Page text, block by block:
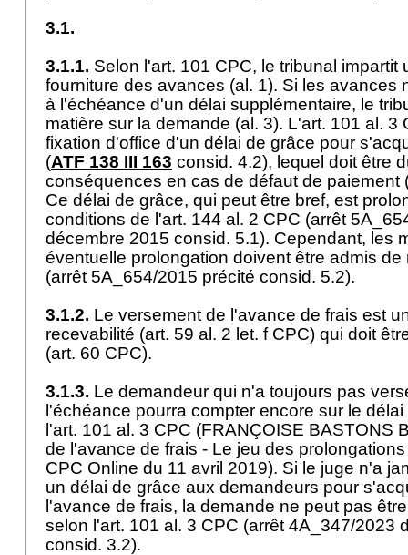
3.1.
3.1.1. Selon l'art. 101 CPC, le tribunal impartit
fourniture des avances (al. 1). Si les avances
à l'échéance d'un délai supplémentaire, le
matière sur la demande (al. 3). L'art. 101 al. 3
fixation d'office d'un délai de grâce pour
(ATF 138 III 163 consid. 4.2), lequel doit être
conséquences en cas de défaut de paiement
Ce délai de grâce, qui peut être bref, est
conditions de l'art. 144 al. 2 CPC (arrêt
décembre 2015 consid. 5.1). Cependant, les
éventuelle prolongation doivent être admis de
(arrêt 5A_654/2015 précité consid. 5.2).
3.1.2. Le versement de l'avance de frais est
recevabilité (art. 59 al. 2 let. f CPC) qui doit
(art. 60 CPC).
3.1.3. Le demandeur qui n'a toujours pas
l'échéance pourra compter encore sur le
l'art. 101 al. 3 CPC (FRANÇOISE BASTONS
de l'avance de frais - Le jeu des
CPC Online du 11 avril 2019). Si le juge n'a
un délai de grâce aux demandeurs pour
l'avance de frais, la demande ne peut pas
selon l'art. 101 al. 3 CPC (arrêt 4A_347/2023
consid. 3.2).